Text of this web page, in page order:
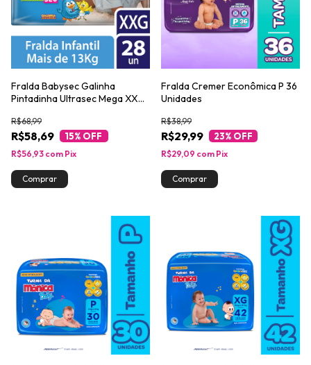
Fralda Babysec Galinha
Pintadinha Ultrasec Mega XXG
R$58,69
R$68,99
15% OFF
R$56,93 com Pix
Fralda Cremer Econômica P 36
Unidades
R$29,99
R$38,99
23% OFF
R$29,09 com Pix